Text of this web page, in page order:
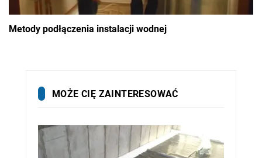
Metody podłączenia instalacji wodnej
MOŻE CIĘ ZAINTERESOWAĆ